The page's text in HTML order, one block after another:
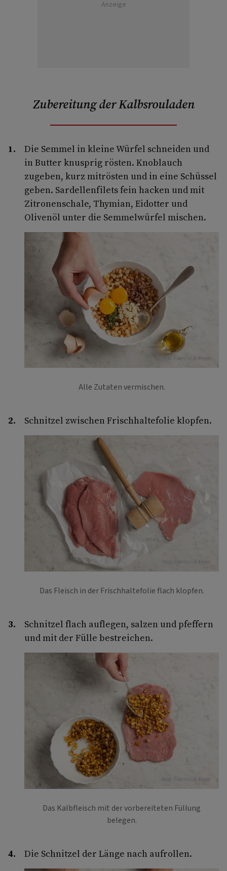
Anzeige
Zubereitung der Kalbsrouladen
Die Semmel in kleine Würfel schneiden und
in Butter knusprig rösten. Knoblauch
zugeben, kurz mitrösten und in eine Schüssel
geben. Sardellenfilets fein hacken und mit
Zitronenschale, Thymian, Eidotter und
Olivenöl unter die Semmelwürfel mischen.
Foto: Eisenhut & Mayer
Alle Zutaten vermischen.
Schnitzel zwischen Frischhaltefolie klopfen.
Foto: Eisenhut & Mayer
Das Fleisch in der Frischhaltefolie flach klopfen.
Schnitzel flach auflegen, salzen und pfeffern
und mit der Fülle bestreichen.
Foto: Eisenhut & Mayer
Das Kalbfleisch mit der vorbereiteten Füllung
belegen.
Die Schnitzel der Länge nach aufrollen.